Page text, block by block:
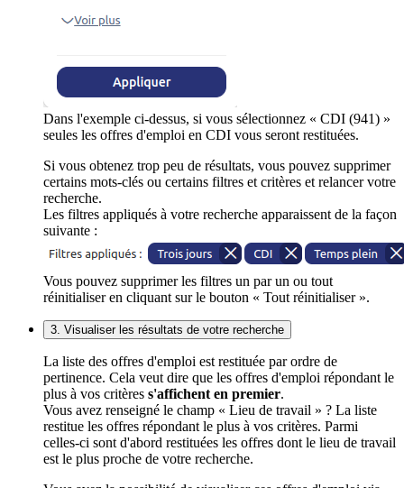
Dans l'exemple ci-dessus, si vous sélectionnez « CDI (941) »
seules les offres d'emploi en CDI vous seront restituées.
Si vous obtenez trop peu de résultats, vous pouvez supprimer
certains mots-clés ou certains filtres et critères et relancer votre
recherche.
Les filtres appliqués à votre recherche apparaissent de la façon
suivante :
Vous pouvez supprimer les filtres un par un ou tout
réinitialiser en cliquant sur le bouton « Tout réinitialiser ».
3. Visualiser les résultats de votre recherche
La liste des offres d'emploi est restituée par ordre de
pertinence. Cela veut dire que les offres d'emploi répondant le
plus à vos critères s'affichent en premier.
Vous avez renseigné le champ « Lieu de travail » ? La liste
restitue les offres répondant le plus à vos critères. Parmi
celles-ci sont d'abord restituées les offres dont le lieu de travail
est le plus proche de votre recherche.